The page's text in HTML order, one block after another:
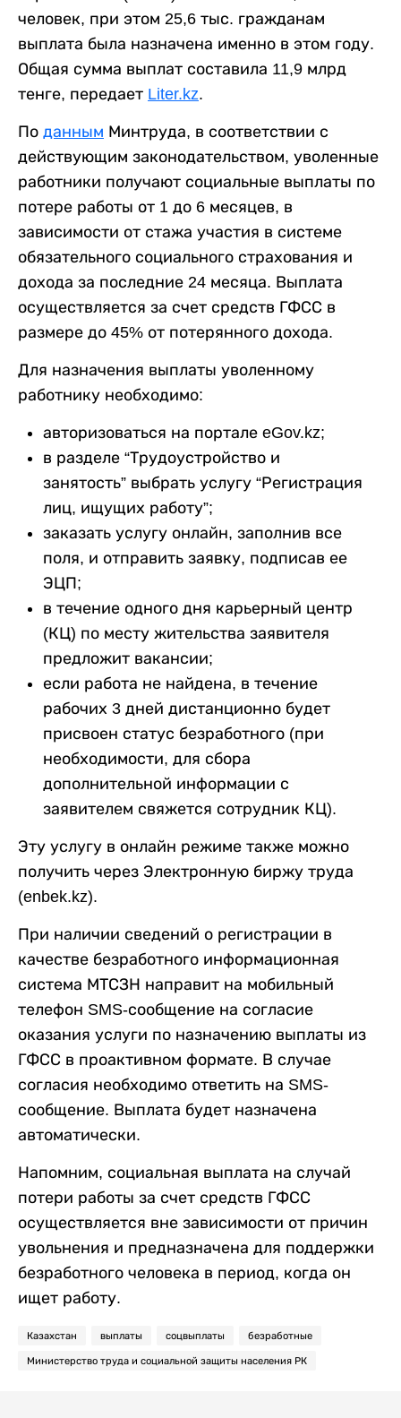
человек, при этом 25,6 тыс. гражданам
выплата была назначена именно в этом году.
Общая сумма выплат составила 11,9 млрд
тенге, передает Liter.kz.
По данным Минтруда, в соответствии с
действующим законодательством, уволенные
работники получают социальные выплаты по
потере работы от 1 до 6 месяцев, в
зависимости от стажа участия в системе
обязательного социального страхования и
дохода за последние 24 месяца. Выплата
осуществляется за счет средств ГФСС в
размере до 45% от потерянного дохода.
Для назначения выплаты уволенному
работнику необходимо:
авторизоваться на портале eGov.kz;
в разделе “Трудоустройство и
занятость” выбрать услугу “Регистрация
лиц, ищущих работу”;
заказать услугу онлайн, заполнив все
поля, и отправить заявку, подписав ее
ЭЦП;
в течение одного дня карьерный центр
(КЦ) по месту жительства заявителя
предложит вакансии;
если работа не найдена, в течение
рабочих 3 дней дистанционно будет
присвоен статус безработного (при
необходимости, для сбора
дополнительной информации с
заявителем свяжется сотрудник КЦ).
Эту услугу в онлайн режиме также можно
получить через Электронную биржу труда
(enbek.kz).
При наличии сведений о регистрации в
качестве безработного информационная
система МТСЗН направит на мобильный
телефон SMS-сообщение на согласие
оказания услуги по назначению выплаты из
ГФСС в проактивном формате. В случае
согласия необходимо ответить на SMS-
сообщение. Выплата будет назначена
автоматически.
Напомним, социальная выплата на случай
потери работы за счет средств ГФСС
осуществляется вне зависимости от причин
увольнения и предназначена для поддержки
безработного человека в период, когда он
ищет работу.
Казахстан выплаты соцвыплаты безработные
Министерство труда и социальной защиты населения РК